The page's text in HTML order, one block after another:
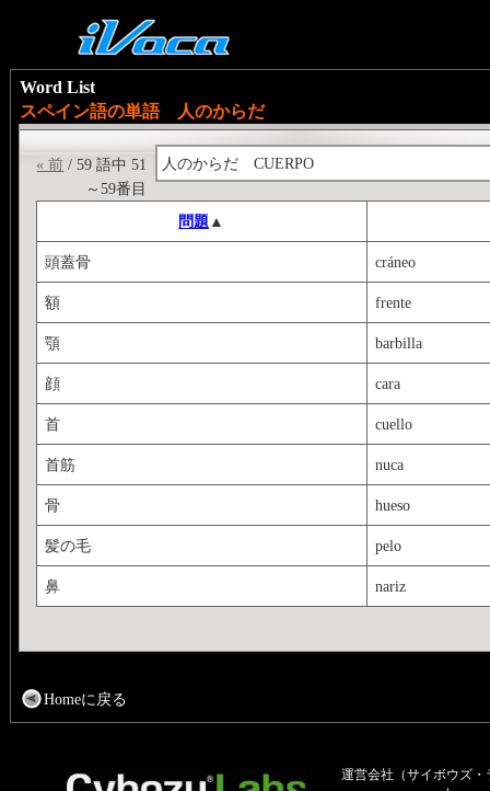
Word List
スペイン語の単語 人のからだ
人のからだ CUERPO
« 前 / 59 語中 51
～59番目
問題 ▲
頭蓋骨 cráneo
額 frente
顎 barbilla
顔 cara
首 cuello
首筋 nuca
骨 hueso
髪の毛 pelo
鼻 nariz
Homeに戻る
運営会社（サイボウズ・